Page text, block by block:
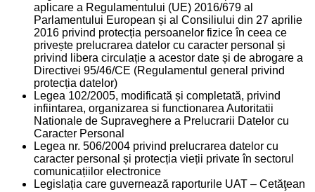
aplicare a Regulamentului (UE) 2016/679 al
Parlamentului European și al Consiliului din 27 aprilie
2016 privind protecția persoanelor fizice în ceea ce
privește prelucrarea datelor cu caracter personal și
privind libera circulație a acestor date și de abrogare a
Directivei 95/46/CE (Regulamentul general privind
protecția datelor)
Legea 102/2005, modificată și completată, privind
infiintarea, organizarea si functionarea Autoritatii
Nationale de Supraveghere a Prelucrarii Datelor cu
Caracter Personal
Legea nr. 506/2004 privind prelucrarea datelor cu
caracter personal și protecția vieții private în sectorul
comunicațiilor electronice
Legislația care guvernează raporturile UAT – Cetăţean